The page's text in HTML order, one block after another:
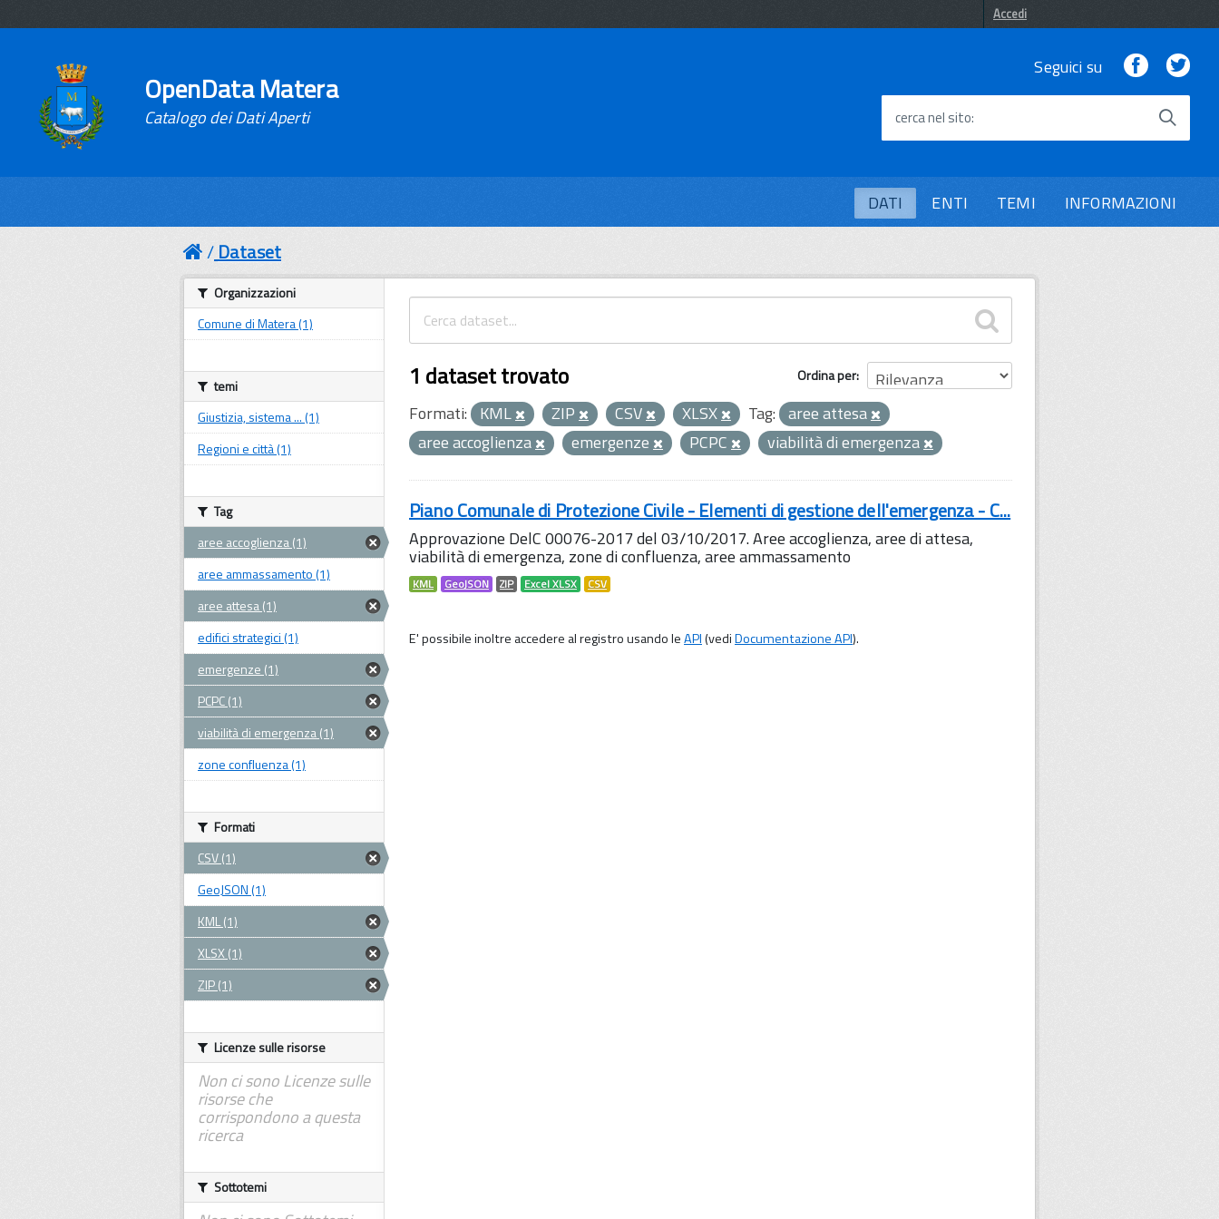
Accedi
OpenData Matera
Catalogo dei Dati Aperti
Seguici su Facebook
cerca nel sito
DATI ENTI TEMI INFORMAZIONI
Dataset
Ordina per
1 dataset trovato
Formati: KML ZIP CSV XLSX Tag: aree attesa
aree accoglienza
emergenze PCPC viabilità di emergenza
Piano Comunale di Protezione Civile - Elementi di gestione dell'emergenza - C...
Approvazione DelC 00076-2017 del 03/10/2017. Aree accoglienza, aree di attesa,
viabilità di emergenza, zone di confluenza, aree ammassamento
KML GeoJSON ZIP Excel XLSX CSV
E' possibile inoltre accedere al registro usando leAPI(vediDocumentazione API).
Organizzazioni
Comune di Matera (1)
temi
Giustizia, sistema ... (1)
Regioni e città (1)
Tag
aree accoglienza (1)
aree ammassamento (1)
aree attesa (1)
edifici strategici (1)
emergenze (1)
PCPC (1)
viabilità di emergenza (1)
zone confluenza (1)
Formati
CSV (1)
GeoJSON (1)
KML (1)
XLSX (1)
ZIP (1)
Licenze sulle risorse
Non ci sono Licenze sulle
risorse che
corrispondono a questa
ricerca
Sottotemi